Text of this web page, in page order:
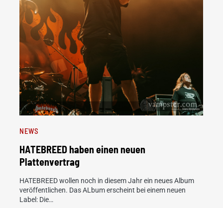
NEWS
HATEBREED haben einen neuen
Plattenvertrag
HATEBREED wollen noch in diesem Jahr ein neues Album
veröffentlichen. Das ALbum erscheint bei einem neuen
Label: Die…